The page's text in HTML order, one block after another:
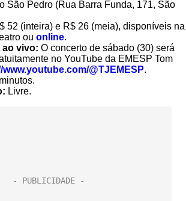
São Pedro (Rua Barra Funda, 171, São
52 (inteira) e R$ 26 (meia), disponíveis na
ou online.
ao vivo: O concerto de sábado (30) será
no YouTube da EMESP Tom
www.youtube.com/@TJEMESP.
Livre.